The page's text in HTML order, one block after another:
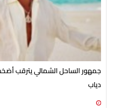
جمهور الساحل الشمالي يترقب
دياب